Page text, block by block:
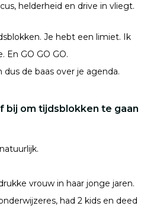
helderheid en drive in vliegt.
Je hebt een limiet. Ik
En GO GO GO.
de baas over je agenda.
bij om tijdsblokken te gaan
vrouw in haar jonge jaren.
had 2 kids en deed